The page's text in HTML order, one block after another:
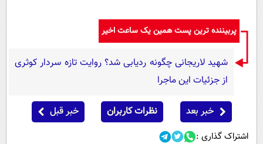
پربیننده ترین پست همین یک ساعت اخیر
شهید لاریجانی چگونه ردیابی شد؟ روایت تازه سردار کوثری
از جزئیات این ماجرا
خبر بعد نظرات کاربران خبر قبل
اشتراک گذاری :